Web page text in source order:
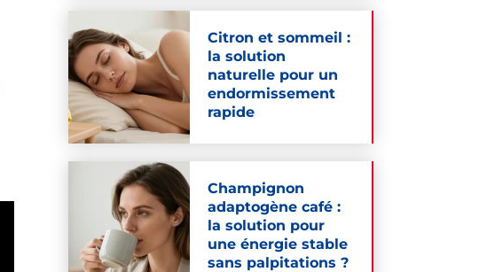
Citron et sommeil :
la solution
naturelle pour un
endormissement
rapide
Champignon
adaptogène café :
la solution pour
une énergie stable
sans palpitations ?